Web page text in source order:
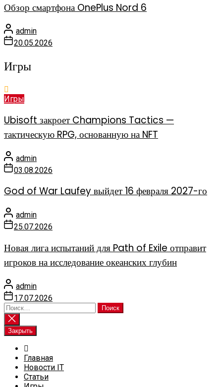
Обзор смартфона OnePlus Nord 6
admin
20.05.2026
Игры
Игры
Ubisoft закроет Champions Tactics —
тактическую RPG, основанную на NFT
admin
03.08.2026
God of War Laufey выйдет 16 февраля 2027-го
admin
25.07.2026
Новая лига испытаний для Path of Exile отправит
игроков на исследование океанских глубин
admin
17.07.2026
Найти:
Закрыть
Главная
Новости IT
Статьи